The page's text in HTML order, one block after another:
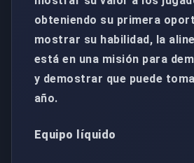
obteniendo su primera
mostrar su habilidad, la
está en una misión para
y demostrar que puede
año.
Equipo líquido